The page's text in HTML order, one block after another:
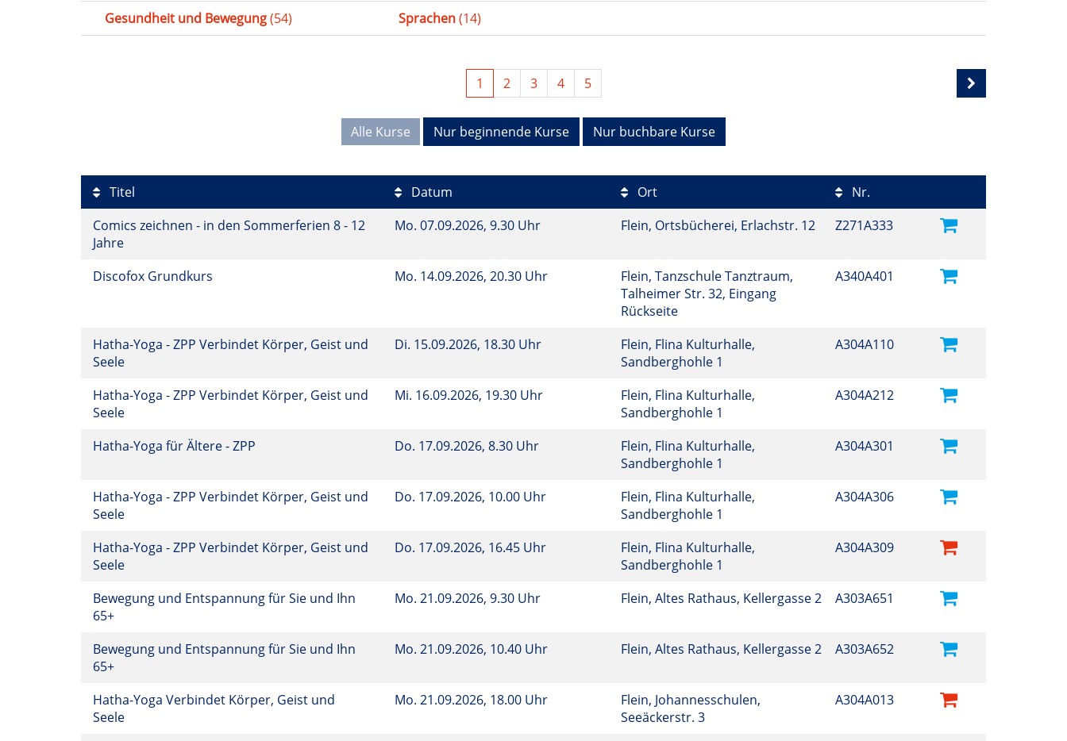
Gesundheit und Bewegung(54) Sprachen(14)
1 2 3 4 5
Alle Kurse Nur beginnende Kurse Nur buchbare Kurse
Titel Datum Ort
Nr.
Comics zeichnen - in den Sommerferien 8 - 12
Jahre
Mo. 07.09.2026, 9.30 Uhr Flein, Ortsbücherei, Erlachstr. 12 Z271A333
Discofox Grundkurs Mo. 14.09.2026, 20.30 Uhr
Flein, Tanzschule Tanztraum,
Talheimer Str. 32, Eingang
Rückseite
A340A401
Hatha-Yoga - ZPP Verbindet Körper, Geist und
Seele
Di. 15.09.2026, 18.30 Uhr
Flein, Flina Kulturhalle,
Sandberghohle 1
A304A110
Hatha-Yoga - ZPP Verbindet Körper, Geist und
Seele
Mi. 16.09.2026, 19.30 Uhr
Flein, Flina Kulturhalle,
Sandberghohle 1
A304A212
Hatha-Yoga für Ältere - ZPP Do. 17.09.2026, 8.30 Uhr
Flein, Flina Kulturhalle,
Sandberghohle 1
A304A301
Hatha-Yoga - ZPP Verbindet Körper, Geist und
Seele
Do. 17.09.2026, 10.00 Uhr
Flein, Flina Kulturhalle,
Sandberghohle 1
A304A306
Hatha-Yoga - ZPP Verbindet Körper, Geist und
Seele
Do. 17.09.2026, 16.45 Uhr
Flein, Flina Kulturhalle,
Sandberghohle 1
A304A309
Bewegung und Entspannung für Sie und Ihn
65+
Mo. 21.09.2026, 9.30 Uhr Flein, Altes Rathaus, Kellergasse 2 A303A651
Bewegung und Entspannung für Sie und Ihn
65+
Mo. 21.09.2026, 10.40 Uhr Flein, Altes Rathaus, Kellergasse 2 A303A652
Hatha-Yoga Verbindet Körper, Geist und
Seele
Mo. 21.09.2026, 18.00 Uhr
Flein, Johannesschulen,
Seeäckerstr. 3
A304A013